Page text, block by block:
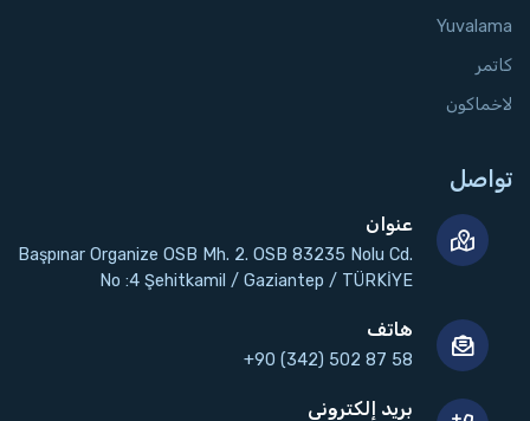
Yuvalama
كاتمر
لاخماكون
تواصل
عنوان
Başpınar Organize OSB Mh. 2. OSB 83235 Nolu Cd.
No :4 Şehitkamil / Gaziantep / TÜRKİYE
هاتف
+90 (342) 502 87 58
بريد إلكتروني